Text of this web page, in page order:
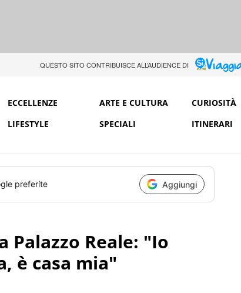
QUESTO SITO CONTRIBUISCE ALL’AUDIENCE DI
ECCELLENZE ARTE E CULTURA CURIOSITÀ
LIFESTYLE
SPECIALI ITINERARI
preferite Aggiungi
Palazzo Reale: "Io
è casa mia"